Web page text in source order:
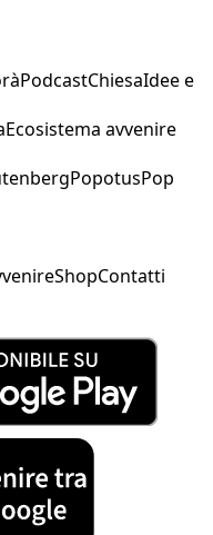
PodcastChiesaIdee e
Ecosistema avvenire
PopotusPop
ShopContatti